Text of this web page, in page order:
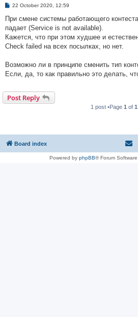
P
s
t
22 October 2020, 12:59
При смене системы работающего
падает (Service is not available).
Кажется, что при этом худшее и
Check failed на всех посылках, но нет.
Возможно ли в принципе сменить тип
Если, да, то как правильно это делать,
Post Reply
1 post •Page 1 of 1
Board index
Powered by phpBB® Forum